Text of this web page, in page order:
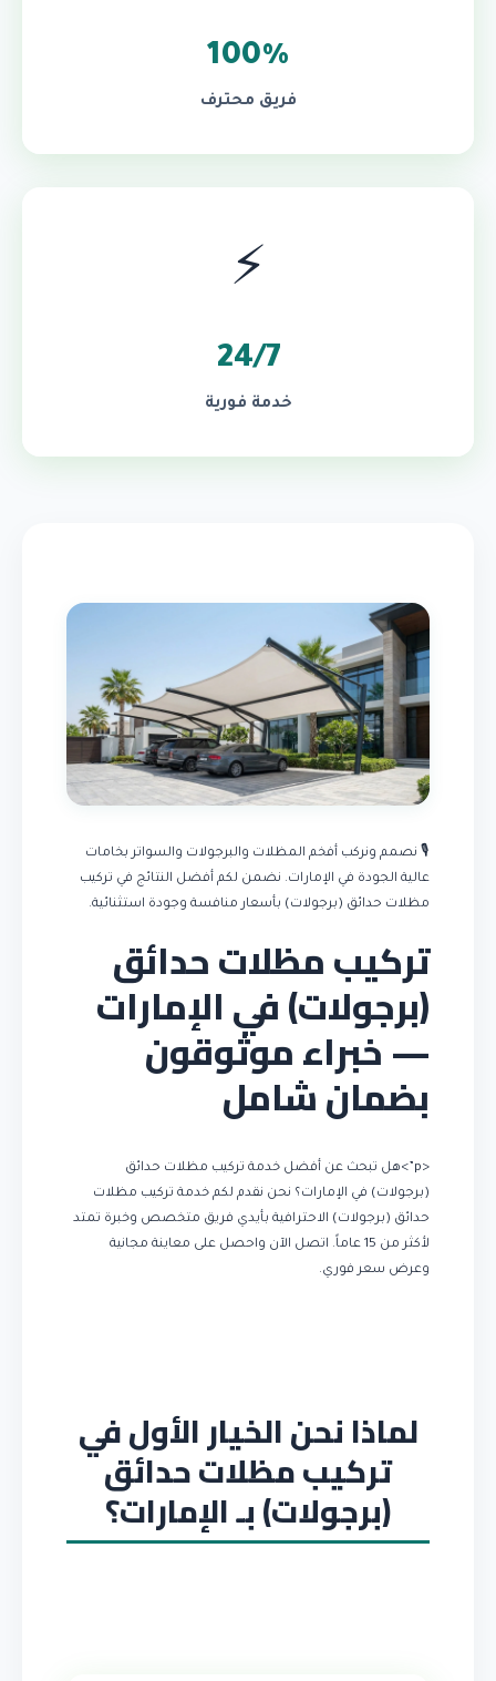
100%
فريق محترف
⚡
24/7
خدمة فورية
🎙️ نصمم ونركب أفخم المظلات والبرجولات والسواتر بخامات
عالية الجودة في الإمارات. نضمن لكم أفضل النتائج في تركيب
مظلات حدائق (برجولات) بأسعار منافسة وجودة استثنائية.
تركيب مظلات حدائق
(برجولات) في الإمارات
— خبراء موثوقون
بضمان شامل
<p”>هل تبحث عن أفضل خدمة تركيب مظلات حدائق
(برجولات) في الإمارات؟ نحن نقدم لكم خدمة تركيب مظلات
حدائق (برجولات) الاحترافية بأيدي فريق متخصص وخبرة تمتد
لأكثر من 15 عاماً. اتصل الآن واحصل على معاينة مجانية
وعرض سعر فوري.
لماذا نحن الخيار الأول في
تركيب مظلات حدائق
(برجولات) بـ الإمارات؟